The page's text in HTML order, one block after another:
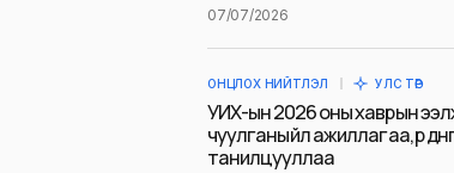
07/07/2026
ОНЦЛОХ НИЙТЛЭЛ УЛС ТӨР
УИХ-ын 2026 оны хаврын
чуулганы үйл ажиллагаа, үр
танилцууллаа